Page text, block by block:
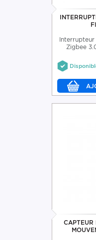
Zigbee
CAPTEUR